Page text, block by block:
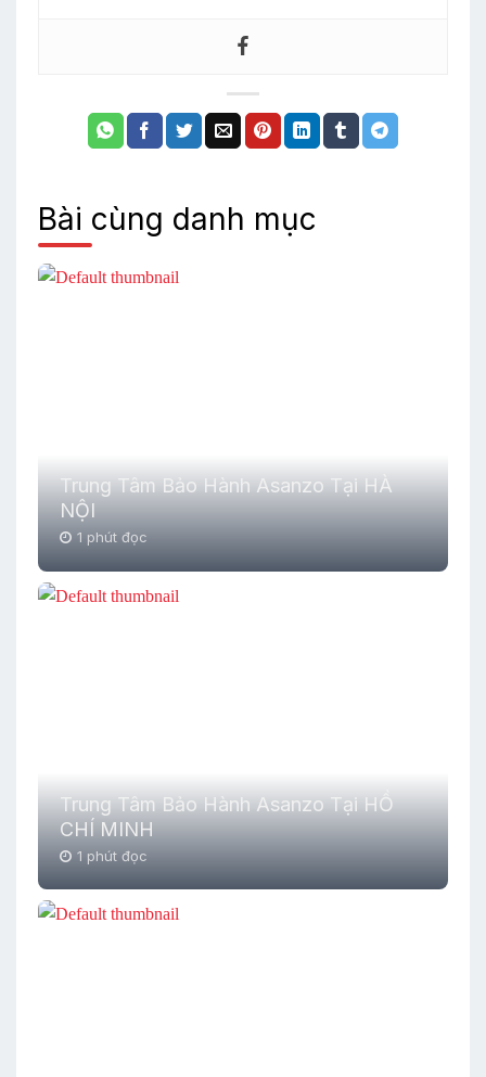
Bài cùng danh mục
Trung Tâm Bảo Hành Asanzo Tại HÀ
NỘI
1 phút đọc
Trung Tâm Bảo Hành Asanzo Tại HỒ
CHÍ MINH
1 phút đọc